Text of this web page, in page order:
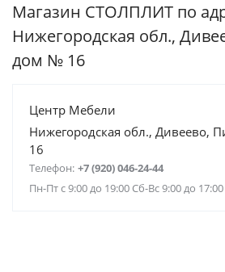
Магазин СТОЛПЛИТ по
Нижегородская обл.,
дом № 16
Центр Мебели
Нижегородская обл., Дивеево,
16
Телефон: +7 (920) 046-24-44
Пн-Пт с 9:00 до 19:00 Сб-Вс 9:00 до 17:00